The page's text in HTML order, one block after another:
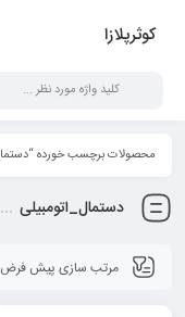
کوثرپلازا
محصولات برچسب خورده
دستمال_اتومبیلی